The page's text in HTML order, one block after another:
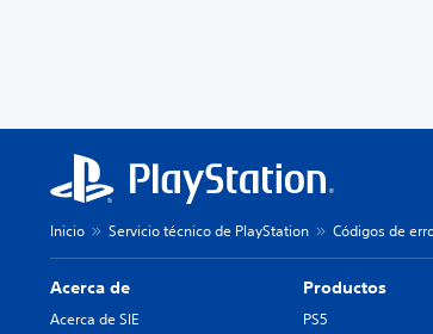
Inicio Servicio técnico de PlayStation Códigos de
Acerca de
Acerca de SIE
Productos
PS5